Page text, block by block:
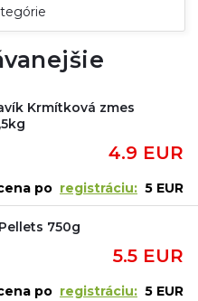
Krmítková zmes
4.9 EUR
po registráciu: 5 EUR
750g
5.5 EUR
po registráciu: 5 EUR